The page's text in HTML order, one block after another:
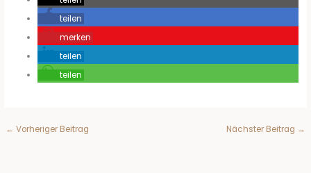
teilen
merken
teilen
teilen
← Vorheriger Beitrag Nächster Beitrag →